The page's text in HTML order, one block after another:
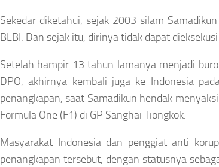
Sekedar diketahui, sejak 2003 silam
BLBI. Dan sejak itu, dirinya tidak dapat
Setelah hampir 13 tahun lamanya menjadi
DPO, akhirnya kembali juga ke Indonesia
penangkapan, saat Samadikun hendak
Formula One (F1) di GP Sanghai Tiongkok.
Masyarakat Indonesia dan penggiat anti
penangkapan tersebut, dengan statusnya